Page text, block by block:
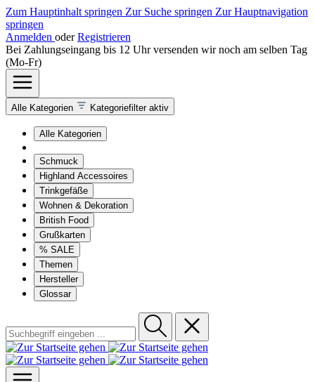
Zum Hauptinhalt springen Zur Suche springen Zur Hauptnavigation
springen
Anmelden oder Registrieren
Bei Zahlungseingang bis 12 Uhr versenden wir noch am selben Tag
(Mo-Fr)
Alle Kategorien Kategoriefilter aktiv
Alle Kategorien
Schmuck
Highland Accessoires
Trinkgefäße
Wohnen & Dekoration
British Food
Grußkarten
% SALE
Themen
Hersteller
Glossar